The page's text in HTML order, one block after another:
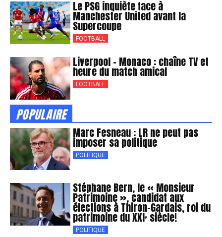
Le PSG inquiète face à
Manchester United avant la
Supercoupe
FOOTBALL
Liverpool – Monaco : chaîne TV et
heure du match amical
FOOTBALL
POPULAIRE
Marc Fesneau : LR ne peut pas
imposer sa politique
POLITIQUE
Stéphane Bern, le « Monsieur
Patrimoine », candidat aux
élections à Thiron-Gardais, roi du
patrimoine du XXIᵉ siècle!
POLITIQUE